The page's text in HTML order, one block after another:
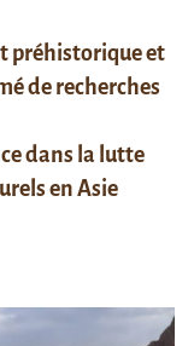
préhistorique et
de recherches
dans la lutte
en Asie